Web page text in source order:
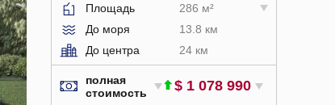
Площадь
286 м²
До моря
13.8 км
До центра
24 км
полная
стоимость
$ 1 078 990